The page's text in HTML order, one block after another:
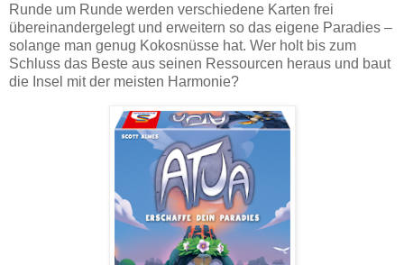
Runde um Runde werden verschiedene Karten frei
übereinandergelegt und erweitern so das eigene Paradies –
solange man genug Kokosnüsse hat. Wer holt bis zum
Schluss das Beste aus seinen Ressourcen heraus und baut
die Insel mit der meisten Harmonie?